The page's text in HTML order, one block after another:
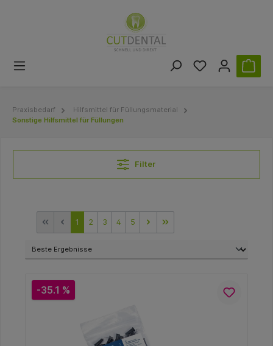
Praxisbedarf
Hilfsmittel für Füllungsmaterial
Sonstige Hilfsmittel für Füllungen
Filter
1 2 3 4 5
-35.1 %